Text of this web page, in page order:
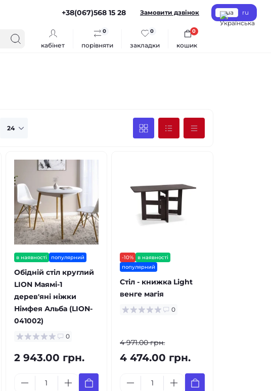
+38(067)568 15 28 Замовити дзвінок ua ru
кабінет порівняти
0
закладки
0
кошик
0
в наявності популярний
Обідній стіл круглий
LION Маямі-1
дерев'яні ніжки
Німфея Альба (LION-
041002)
0
2 943.00 грн.
-10%
в наявності
популярний
Стіл - книжка Light
венге магія
0
4 971.00 грн.
4 474.00 грн.